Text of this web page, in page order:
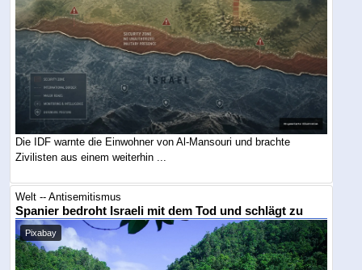
Die IDF warnte die Einwohner von Al-Mansouri und brachte
Zivilisten aus einem weiterhin ...
Welt -- Antisemitismus
Spanier bedroht Israeli mit dem Tod und schlägt zu
Pixabay